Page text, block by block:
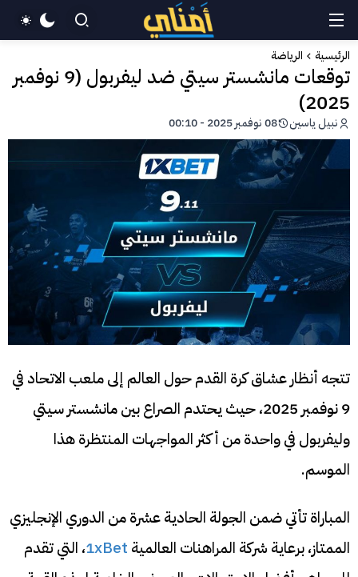
الرئيسية الرياضة
توقعات مانشستر سيتي ضد ليفربول (9 نوفمبر
2025)
نبيل ياسين 08 نوفمبر 2025 - 00:10
تتجه أنظار عشاق كرة القدم حول العالم إلى ملعب الاتحاد في
9 نوفمبر 2025، حيث يحتدم الصراع بين مانشستر سيتي
وليفربول في واحدة من أكثر المواجهات المنتظرة هذا
الموسم.
المباراة تأتي ضمن الجولة الحادية عشرة من الدوري الإنجليزي
الممتاز، برعاية شركة المراهنات العالمية 1xBet، التي تقدم